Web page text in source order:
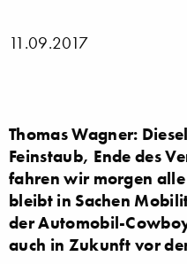
11.09.2017
Thomas Wagner:
Feinstaub, Ende des
fahren wir morgen
bleibt in Sachen
der Automobil-
auch in Zukunft vor